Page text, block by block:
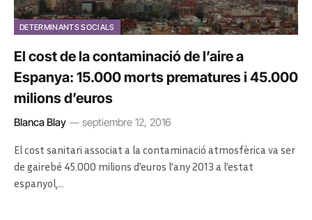
DETERMINANTS SOCIALS
El cost de la contaminació de l’aire a
Espanya: 15.000 morts prematures i 45.000
milions d’euros
Blanca Blay septiembre 12, 2016
El cost sanitari associat a la contaminació atmosfèrica va ser
de gairebé 45.000 milions d’euros l’any 2013 a l’estat
espanyol,…